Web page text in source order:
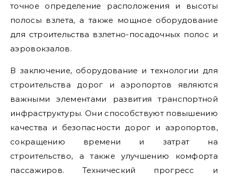
точное определение расположения и высоты
полосы взлета, а также мощное оборудование
для строительства взлетно-посадочных полос и
аэровокзалов.
В заключение, оборудование и технологии для
строительства дорог и аэропортов являются
важными элементами развития транспортной
инфраструктуры. Они способствуют повышению
качества и безопасности дорог и аэропортов,
сокращению времени и затрат на
строительство, а также улучшению комфорта
пассажиров. Технический прогресс и